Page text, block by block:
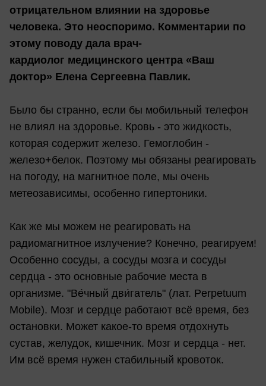
отрицательном влиянии на здоровье
человека. Это неоспоримо. Комментарии по
этому поводу дала врач-
кардиолог медицинского центра «Ваш
доктор» Елена Сергеевна Павлик.
Было бы странно, если бы мобильный телефон
не влиял на здоровье. Кровь - это жидкость,
которая содержит железо. Гемоглобин -
железо+белок. Поэтому мы обязаны реагировать
на погоду, на магнитное поле, мы очень
метеозависимы, особенно гипертоники.
Как же мы можем не реагировать на
радиомагнитное излучение? Конечно, реагируем!
Особенно сосуды, а сосуды мозга и сосуды
сердца - это основные рабочие места в
организме. "Ве́чный дви́гатель" (лат. Perpetuum
Mobile). Мозг и сердце работают всё время, без
остановки. Может какое-то время отдохнуть
сустав, желудок, кишечник. Мозг и сердца - нет.
Им всё время нужен стабильный кровоток.